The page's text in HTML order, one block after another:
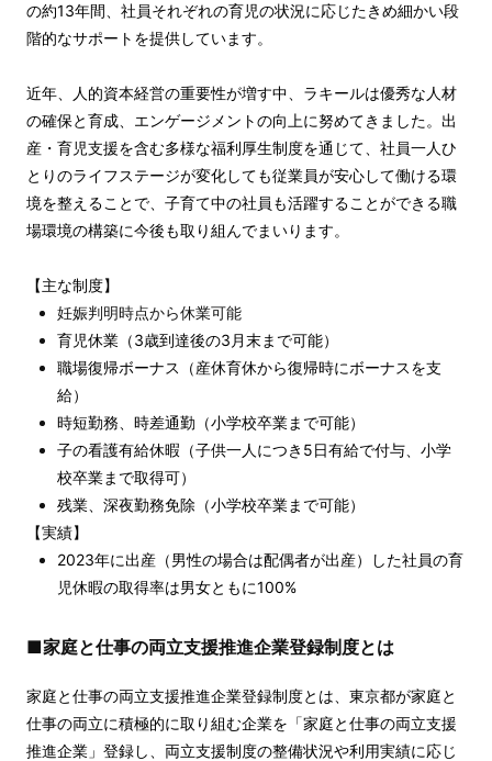
の約13年間、社員それぞれの育児の状況に応じたきめ細かい段
階的なサポートを提供しています。
近年、人的資本経営の重要性が増す中、ラキールは優秀な人材
の確保と育成、エンゲージメントの向上に努めてきました。出
産・育児支援を含む多様な福利厚生制度を通じて、社員一人ひ
とりのライフステージが変化しても従業員が安心して働ける環
境を整えることで、子育て中の社員も活躍することができる職
場環境の構築に今後も取り組んでまいります。
【主な制度】
妊娠判明時点から休業可能
育児休業（3歳到達後の3月末まで可能）
職場復帰ボーナス（産休育休から復帰時にボーナスを支
給）
時短勤務、時差通勤（小学校卒業まで可能）
子の看護有給休暇（子供一人につき5日有給で付与、小学
校卒業まで取得可）
残業、深夜勤務免除（小学校卒業まで可能）
【実績】
2023年に出産（男性の場合は配偶者が出産）した社員の育
児休暇の取得率は男女ともに100%
■家庭と仕事の両立支援推進企業登録制度とは
家庭と仕事の両立支援推進企業登録制度とは、東京都が家庭と
仕事の両立に積極的に取り組む企業を「家庭と仕事の両立支援
推進企業」登録し、両立支援制度の整備状況や利用実績に応じ